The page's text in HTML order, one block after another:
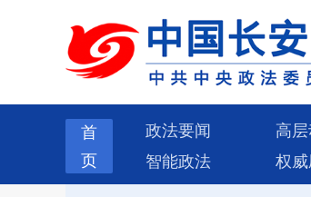
首
页
政法要闻 高
智能政法
权